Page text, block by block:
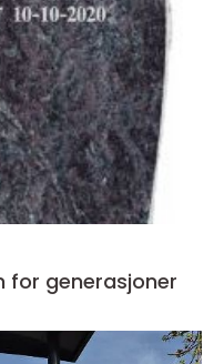
i stein for generasjoner